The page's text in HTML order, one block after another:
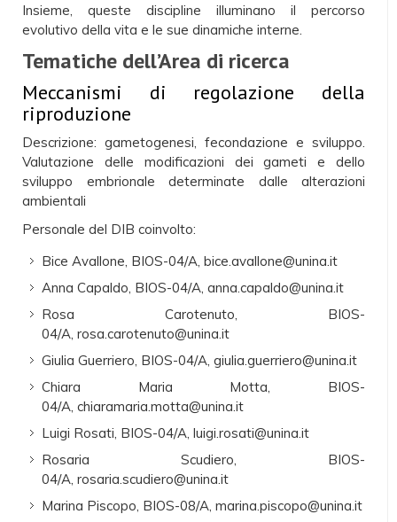
Insieme, queste discipline illuminano il percorso
evolutivo della vita e le sue dinamiche interne.
Tematiche dell’Area di ricerca
Meccanismi di regolazione della
riproduzione
Descrizione: gametogenesi, fecondazione e sviluppo.
Valutazione delle modificazioni dei gameti e dello
sviluppo embrionale determinate dalle alterazioni
ambientali
Personale del DIB coinvolto:
Bice Avallone, BIOS-04/A, bice.avallone@unina.it
Anna Capaldo, BIOS-04/A, anna.capaldo@unina.it
Rosa Carotenuto, BIOS-
04/A, rosa.carotenuto@unina.it
Giulia Guerriero, BIOS-04/A, giulia.guerriero@unina.it
Chiara Maria Motta, BIOS-
04/A, chiaramaria.motta@unina.it
Luigi Rosati, BIOS-04/A, luigi.rosati@unina.it
Rosaria Scudiero, BIOS-
04/A, rosaria.scudiero@unina.it
Marina Piscopo, BIOS-08/A, marina.piscopo@unina.it